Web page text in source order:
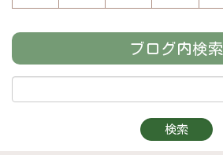
ブログ内検索